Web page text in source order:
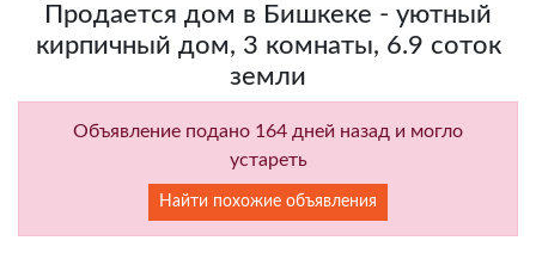
Продается дом в Бишкеке - уютный
кирпичный дом, 3 комнаты, 6.9 соток
земли
Объявление подано 164 дней назад и могло
устареть
Найти похожие объявления